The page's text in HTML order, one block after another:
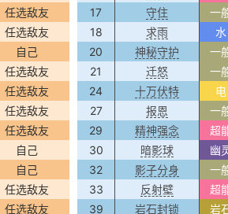
任选敌友
任选敌友
自己
任选敌友
任选敌友
任选敌友
任选敌友
自己
自己
任选敌友
任选敌友
17
守住 一
18
求雨 水
20
神秘守护 一
21
迁怒 一
24
十万伏特 电
27
报恩 一
29
精神强念 超
30
暗影球 幽
32
影子分身 一
33
反射壁 超
39
岩石封锁 岩